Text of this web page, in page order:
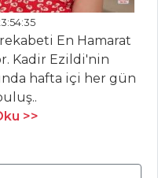
rekabeti En Hamarat
Kadir Ezildi'nin
hafta içi her gün
>>